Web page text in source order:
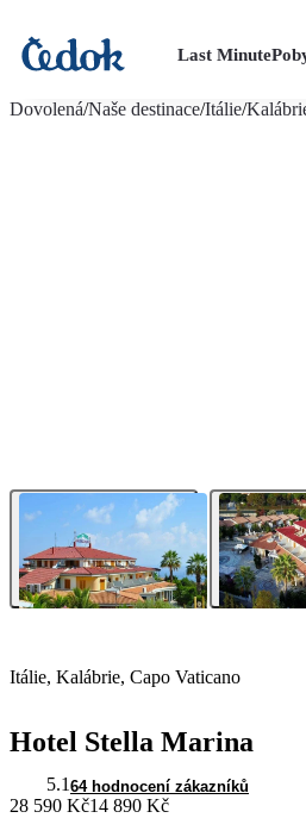
Last Minute
Dovolená/Naše destinace/Itálie/
Itálie, Kalábrie, Capo Vaticano
Hotel Stella Marina
5.1 64 hodnocení zákazníků
28 590 Kč14 890 Kč